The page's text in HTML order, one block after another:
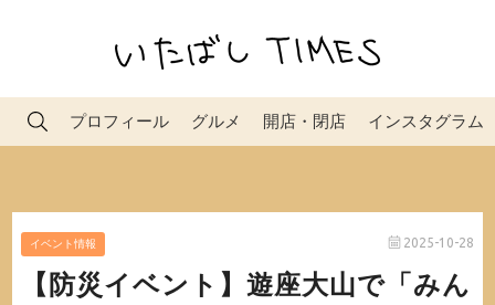
プロフィール グルメ 開店・閉店 インスタグラム
イベント情報 2025-10-28
【防災イベント】遊座大山で「みん